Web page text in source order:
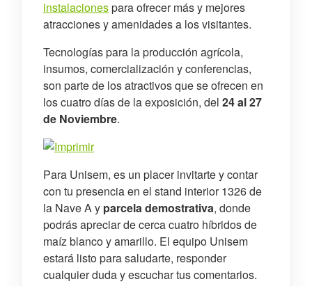
instalacionespara ofrecer más y mejores
atracciones y amenidades a los visitantes.
Tecnologías para la producción agrícola,
insumos, comercialización y conferencias,
son parte de los atractivos que se ofrecen en
los cuatro días de la exposición, del 24 al 27
de Noviembre.
Para Unisem, es un placer invitarte y contar
con tu presencia en el stand interior 1326 de
la Nave A y parcela demostrativa, donde
podrás apreciar de cerca cuatro híbridos de
maíz blanco y amarillo. El equipo Unisem
estará listo para saludarte, responder
cualquier duda y escuchar tus comentarios.